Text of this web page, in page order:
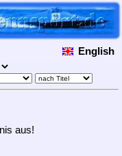
English
aus!